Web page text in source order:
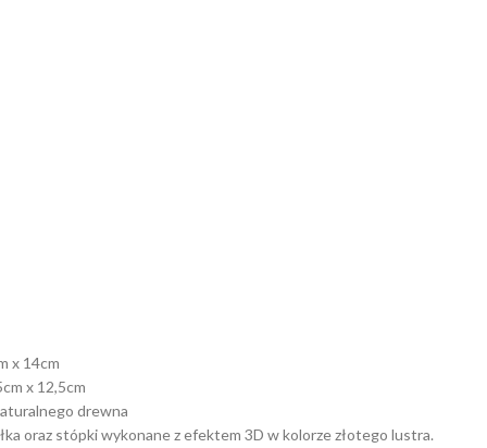
x 14cm
x 12,5cm
drewna
oraz stópki wykonane z efektem 3D w kolorze złotego lustra.